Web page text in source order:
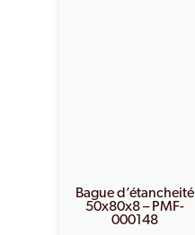
Bague d’étancheité
50x80x8 – PMF-
000148